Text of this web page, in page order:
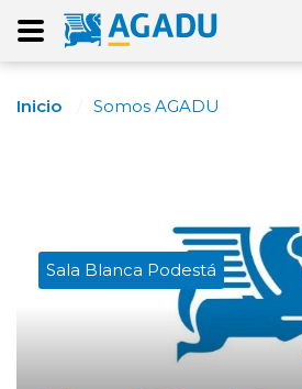
Inicio Somos AGADU
Sala Blanca Podestá